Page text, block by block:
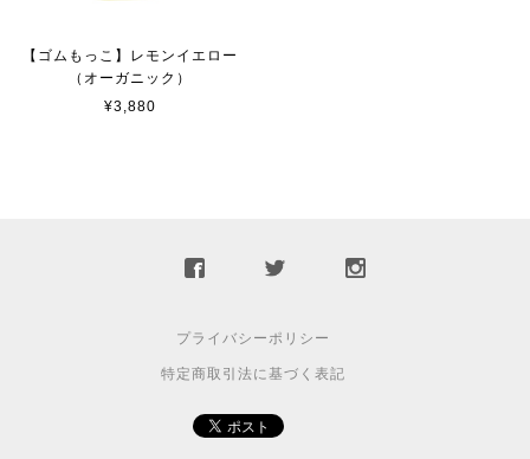
【ゴムもっこ】レモンイエロー
（オーガニック）
¥3,880
プライバシーポリシー
特定商取引法に基づく表記